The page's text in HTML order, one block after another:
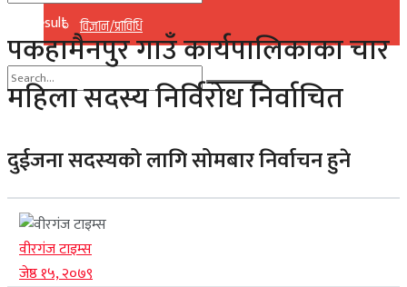
विज्ञान/प्राविधि
No Result
View All Result
No Result
View All Result
पकहामैनपुर गाउँ कार्यपालिकाका चार
महिला सदस्य निर्विरोध निर्वाचित
दुईजना सदस्यको लागि सोमबार निर्वाचन हुने
वीरगंज टाइम्स
जेष्ठ १५, २०७९